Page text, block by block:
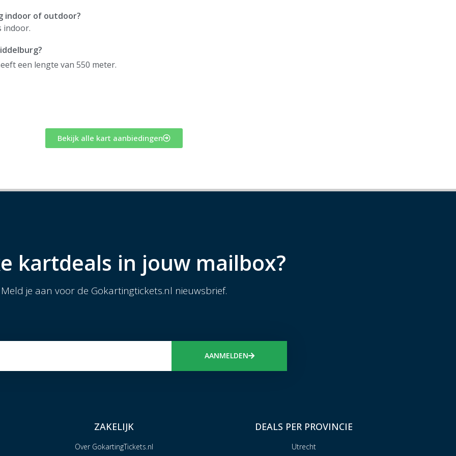
indoor of outdoor?
indoor.
een lengte van 550 meter.
Bekijk alle kart aanbiedingen
kartdeals in jouw mailbox?
Meld je aan voor de Gokartingtickets.nl nieuwsbrief.
AANMELDEN
ZAKELIJK
Over GokartingTickets.nl
DEALS PER PROVINCIE
Utrecht